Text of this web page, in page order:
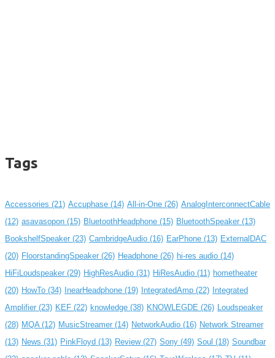
Tags
Accessories (21) Accuphase (14) All-in-One (26) AnalogInterconnectCable
(12) asavasopon (15) BluetoothHeadphone (15) BluetoothSpeaker (13)
BookshelfSpeaker (23) CambridgeAudio (16) EarPhone (13) ExternalDAC
(20) FloorstandingSpeaker (26) Headphone (26) hi-res audio (14)
HiFiLoudspeaker (29) HighResAudio (31) HiResAudio (11) hometheater
(20) HowTo (34) InearHeadphone (19) IntegratedAmp (22)
Integrated
Amplifier (23) KEF (22) knowledge (38) KNOWLEGDE (26) Loudspeaker
(28) MQA(12) MusicStreamer (14) NetworkAudio (16) Network Streamer
(13) News (31) PinkFloyd (13) Review(27) Sony (49) Soul (18) Soundbar